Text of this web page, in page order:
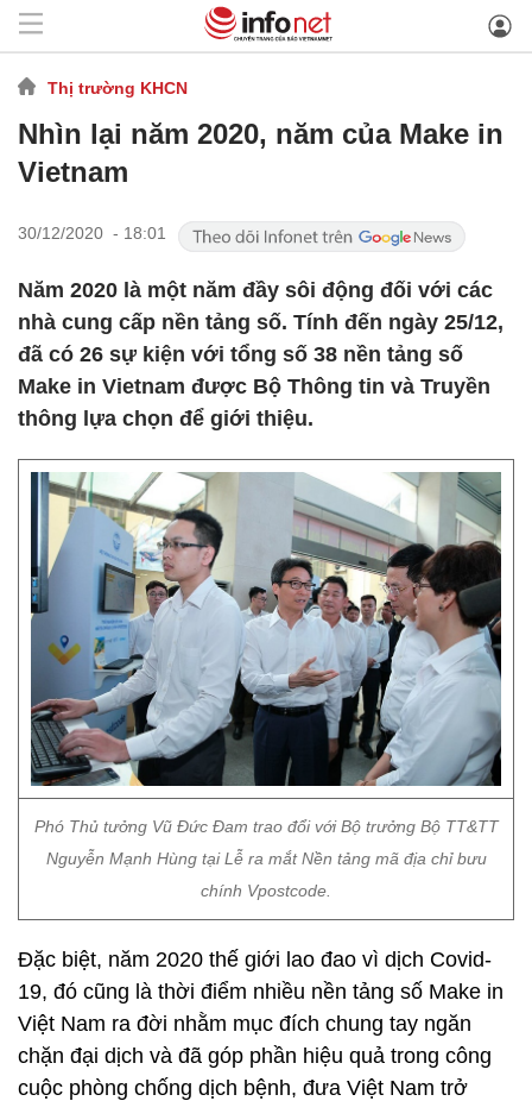
Thị trường KHCN
Nhìn lại năm 2020, năm của Make in
Vietnam
30/12/2020 - 18:01
Năm 2020 là một năm đầy sôi động đối với các
nhà cung cấp nền tảng số. Tính đến ngày 25/12,
đã có 26 sự kiện với tổng số 38 nền tảng số
Make in Vietnam được Bộ Thông tin và Truyền
thông lựa chọn để giới thiệu.
Phó Thủ tưởng Vũ Đức Đam trao đổi với Bộ trưởng Bộ TT&TT
Nguyễn Mạnh Hùng tại Lễ ra mắt Nền tảng mã địa chỉ bưu
chính Vpostcode.
Đặc biệt, năm 2020 thế giới lao đao vì dịch Covid-
19, đó cũng là thời điểm nhiều nền tảng số Make in
Việt Nam ra đời nhằm mục đích chung tay ngăn
chặn đại dịch và đã góp phần hiệu quả trong công
cuộc phòng chống dịch bệnh, đưa Việt Nam trở